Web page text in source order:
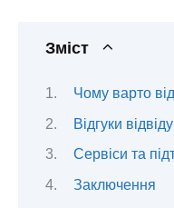
Зміст
Чому варто
Відгуки
Сервіси та
Заключення